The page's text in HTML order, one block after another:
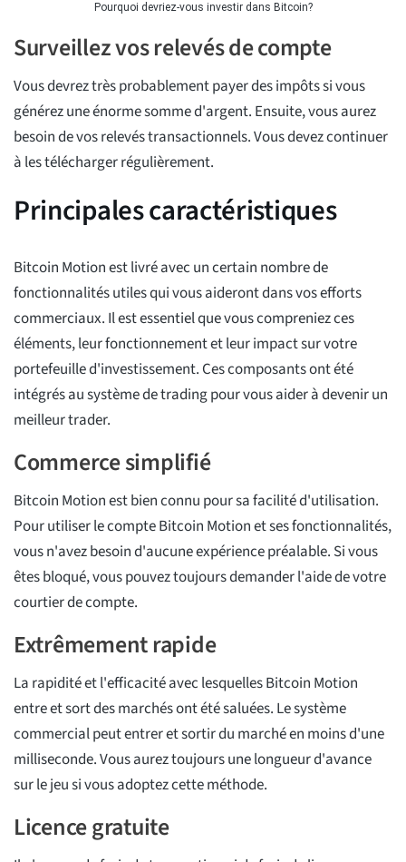
Pourquoi devriez-vous investir dans Bitcoin?
Surveillez vos relevés de compte
Vous devrez très probablement payer des impôts si vous
générez une énorme somme d'argent. Ensuite, vous aurez
besoin de vos relevés transactionnels. Vous devez continuer
à les télécharger régulièrement.
Principales caractéristiques
Bitcoin Motion est livré avec un certain nombre de
fonctionnalités utiles qui vous aideront dans vos efforts
commerciaux. Il est essentiel que vous compreniez ces
éléments, leur fonctionnement et leur impact sur votre
portefeuille d'investissement. Ces composants ont été
intégrés au système de trading pour vous aider à devenir un
meilleur trader.
Commerce simplifié
Bitcoin Motion est bien connu pour sa facilité d'utilisation.
Pour utiliser le compte Bitcoin Motion et ses fonctionnalités,
vous n'avez besoin d'aucune expérience préalable. Si vous
êtes bloqué, vous pouvez toujours demander l'aide de votre
courtier de compte.
Extrêmement rapide
La rapidité et l'efficacité avec lesquelles Bitcoin Motion
entre et sort des marchés ont été saluées. Le système
commercial peut entrer et sortir du marché en moins d'une
milliseconde. Vous aurez toujours une longueur d'avance
sur le jeu si vous adoptez cette méthode.
Licence gratuite